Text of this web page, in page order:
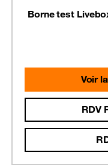
Borne test
Voir
RDV